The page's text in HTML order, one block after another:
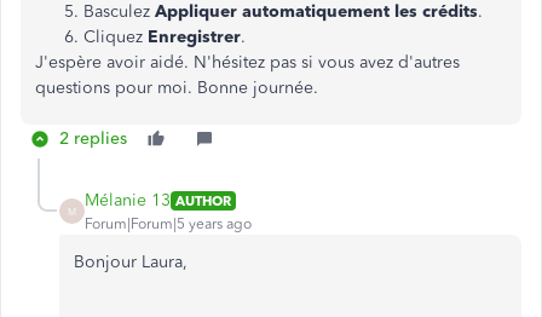
Basculez Appliquer automatiquement les crédits.
Cliquez Enregistrer.
J'espère avoir aidé. N'hésitez pas si vous avez d'autres
questions pour moi. Bonne journée.
2 replies
M
Mélanie 13 AUTHOR
Forum|Forum|5 years ago
Bonjour Laura,